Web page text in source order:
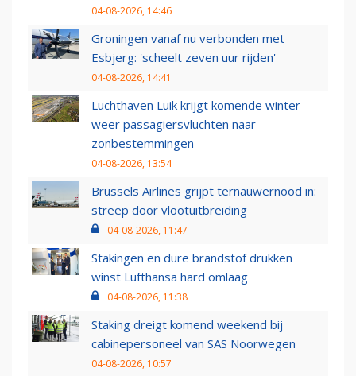
04-08-2026, 14:46
Groningen vanaf nu verbonden met
Esbjerg: 'scheelt zeven uur rijden'
04-08-2026, 14:41
Luchthaven Luik krijgt komende winter
weer passagiersvluchten naar
zonbestemmingen
04-08-2026, 13:54
Brussels Airlines grijpt ternauwernood in:
streep door vlootuitbreiding
04-08-2026, 11:47
Stakingen en dure brandstof drukken
winst Lufthansa hard omlaag
04-08-2026, 11:38
Staking dreigt komend weekend bij
cabinepersoneel van SAS Noorwegen
04-08-2026, 10:57